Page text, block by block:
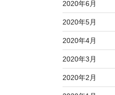
2020年6月
2020年5月
2020年4月
2020年3月
2020年2月